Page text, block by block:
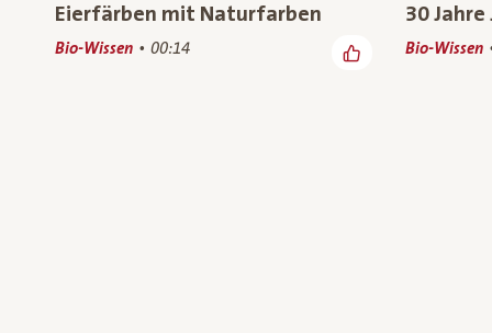
Eierfärben mit Naturfarben
Bio-Wissen 00:14
30
Bio-Wissen